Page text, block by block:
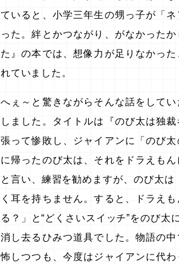
ていると、小学三年生の甥っ子が「
った。絆とかつながり、がなかった
た』の本では、想像力が足りなかっ
れていました。
へぇ～と驚きながらそんな話をして
しました。タイトルは『のび太は独
張って惨敗し、ジャイアンに「のび
に帰ったのび太は、それをドラえも
と言い、練習を勧めますが、のび太
く耳を持ちません。すると、ドラえ
る？」と“どくさいスイッチ”をのび
消し去るひみつ道具でした。物語の
怖しつつも、今度はジャイアンに代